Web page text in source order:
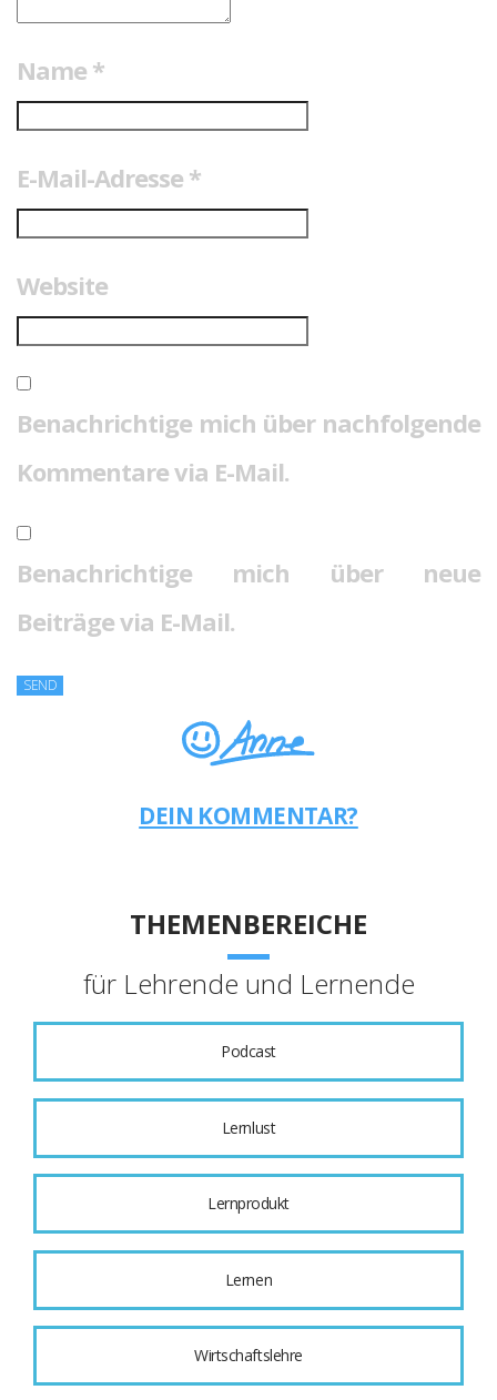
Name *
E-Mail-Adresse *
Website
Benachrichtige mich über nachfolgende
Kommentare via E-Mail.
Benachrichtige mich über neue
Beiträge via E-Mail.
DEIN KOMMENTAR?
THEMENBEREICHE
für Lehrende und Lernende
Podcast
Lernlust
Lernprodukt
Lernen
Wirtschaftslehre